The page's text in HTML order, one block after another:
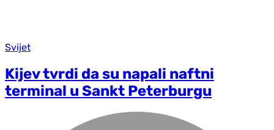
Svijet
Kijev tvrdi da su napali naftni
terminal u Sankt Peterburgu